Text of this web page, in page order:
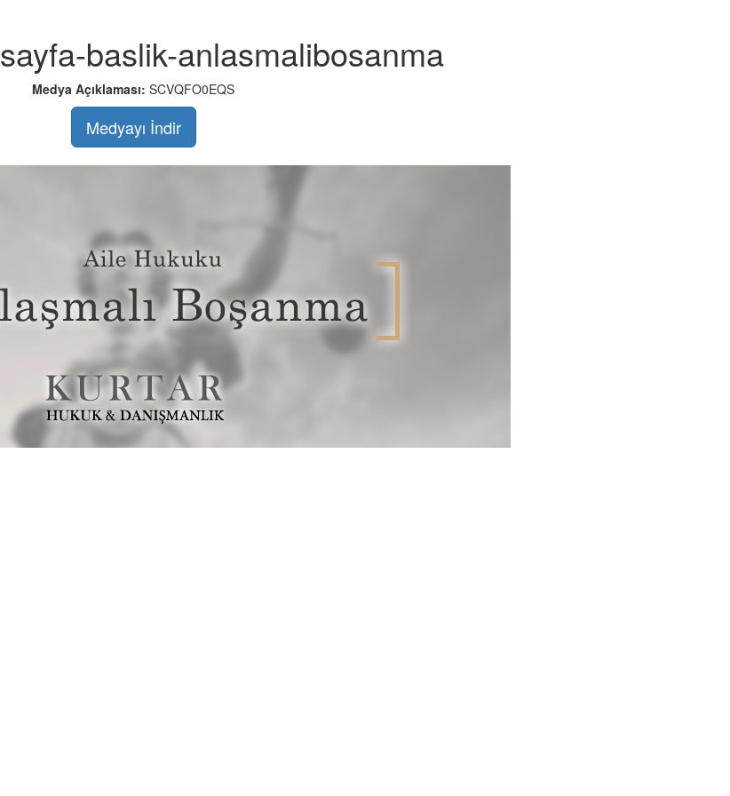
sayfa-baslik-anlasmalibosanma
Medya Açıklaması: SCVQFO0EQS
Medyayı İndir